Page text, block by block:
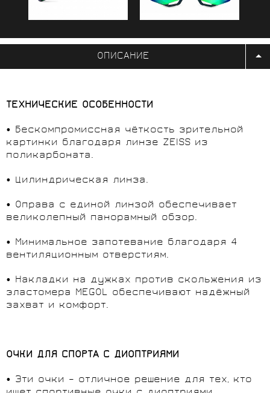
ОПИСАНИЕ
ТЕХНИЧЕСКИЕ ОСОБЕННОСТИ
• Бескомпромиссная чёткость зрительной
картинки благодаря линзе ZEISS из
поликарбоната.
• Цилиндрическая линза.
• Оправа с единой линзой обеспечивает
великолепный панорамный обзор.
• Минимальное запотевание благодаря 4
вентиляционным отверстиям.
• Накладки на дужках против скольжения из
эластомера MEGOL обеспечивают надёжный
захват и комфорт.
ОЧКИ ДЛЯ СПОРТА С ДИОПТРИЯМИ
• Эти очки – отличное решение для тех, кто